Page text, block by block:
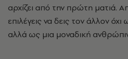
αρχίζει από την πρώτη ματιά.
επιλέγεις να δεις τον άλλον
αλλά ως μια μοναδική